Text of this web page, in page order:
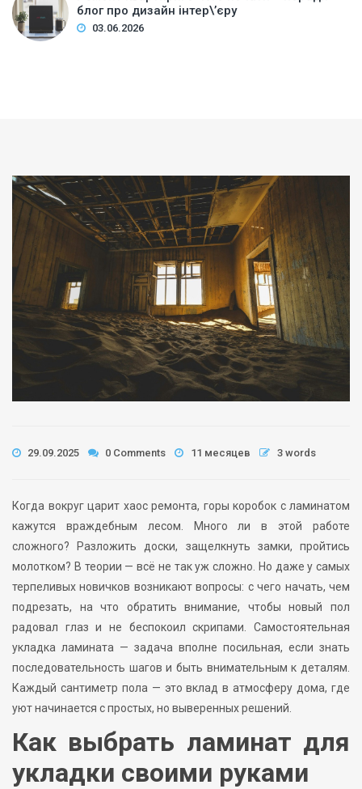
блог про дизайн інтер\’єру
03.06.2026
29.09.2025 0 Comments 11 месяцев 3 words
Когда вокруг царит хаос ремонта, горы коробок с ламинатом
кажутся враждебным лесом. Много ли в этой работе
сложного? Разложить доски, защелкнуть замки, пройтись
молотком? В теории — всё не так уж сложно. Но даже у самых
терпеливых новичков возникают вопросы: с чего начать, чем
подрезать, на что обратить внимание, чтобы новый пол
радовал глаз и не беспокоил скрипами. Самостоятельная
укладка ламината — задача вполне посильная, если знать
последовательность шагов и быть внимательным к деталям.
Каждый сантиметр пола — это вклад в атмосферу дома, где
уют начинается с простых, но выверенных решений.
Как выбрать ламинат для
укладки своими руками